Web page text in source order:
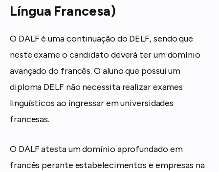
Língua Francesa)
O DALF é uma continuação do DELF, sendo que
neste exame o candidato deverá ter um domínio
avançado do francês. O aluno que possui um
diploma DELF não necessita realizar exames
linguísticos ao ingressar em universidades
francesas.
O DALF atesta um domínio aprofundado em
francês perante estabelecimentos e empresas na